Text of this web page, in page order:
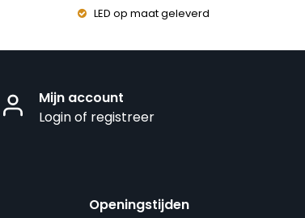
LED op maat geleverd
Mijn account
Login of registreer
Openingstijden